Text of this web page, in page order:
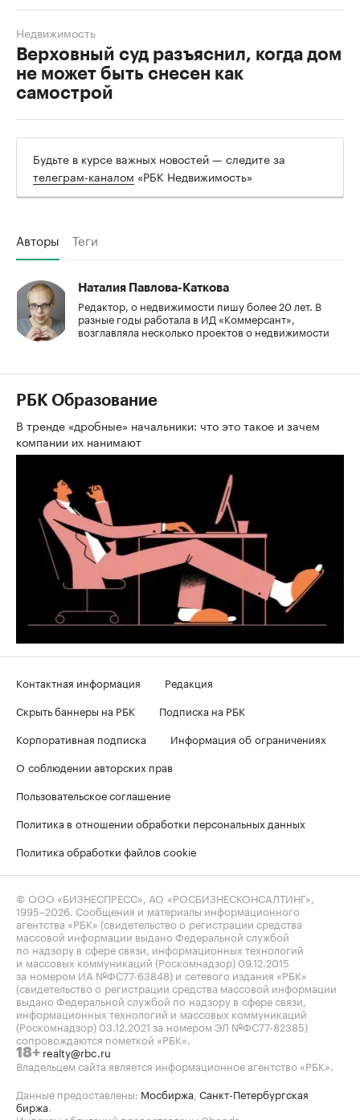
Верховный суд разъяснил, когда дом
не может быть снесен как
самострой
Недвижимость
Будьте в курсе важных новостей — следите за
телеграм-каналом «РБК Недвижимость»
Авторы Теги
Наталия Павлова-Каткова
Редактор, о недвижимости пишу более 20 лет. В
разные годы работала в ИД «Коммерсант»,
возглавляла несколько проектов о недвижимости
РБК Образование
В тренде «дробные» начальники: что это такое и зачем
компании их нанимают
Контактная информация
Редакция
Скрыть баннеры на РБК
Подписка на РБК
Корпоративная подписка
Информация об ограничениях
О соблюдении авторских прав
Пользовательское соглашение
Политика в отношении обработки персональных данных
Политика обработки файлов cookie
© ООО «БИЗНЕСПРЕСС», АО «РОСБИЗНЕСКОНСАЛТИНГ»,
1995–2026 . Сообщения и материалы информационного
агентства «РБК» (свидетельство о регистрации средства
массовой информации выдано Федеральной службой
по надзору в сфере связи, информационных технологий
и массовых коммуникаций (Роскомнадзор) 09.12.2015
за номером ИА №ФС77-63848) и сетевого издания «РБК»
(свидетельство о регистрации средства массовой информации
выдано Федеральной службой по надзору в сфере связи,
информационных технологий и массовых коммуникаций
(Роскомнадзор) 03.12.2021 за номером ЭЛ №ФС77-82385)
сопровождаются пометкой «РБК».
18+ realty@rbc.ru
Владельцем сайта является информационное агентство «РБК».
Данные предоставлены: Мосбиржа Санкт-Петербургская
биржа